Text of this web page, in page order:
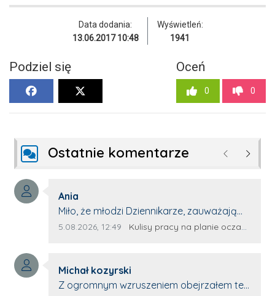
Data dodania:
13.06.2017 10:48
Wyświetleń:
1941
Podziel się Oceń
0 0
Ostatnie komentarze Poprzednie
Autor komentarza:
Ania
Treść komentarza:
Miło, że młodzi Dziennikarze, zauważają
młode talenty, które dopiero wkraczają
z nim wywiad, który przeprowadzi Pan
Artur.
Data dodania komentarza:
5.08.2026, 12:49 Źródło komentarza:
Kulisy pracy na planie oczami młodego filmowca
Autor komentarza:
Michał kozyrski
Treść komentarza:
Z ogromnym wzruszeniem obejrzałem ten